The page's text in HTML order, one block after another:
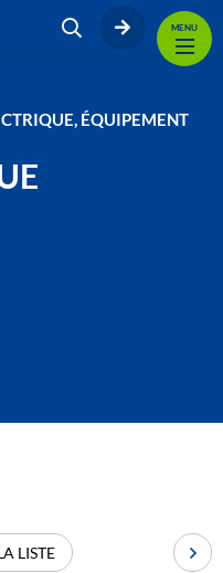
MENU
ÉQUIPEMENT
LISTE